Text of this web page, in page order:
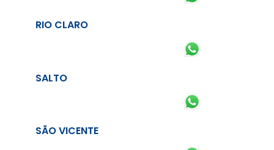
RIO CLARO
SALTO
SÃO VICENTE